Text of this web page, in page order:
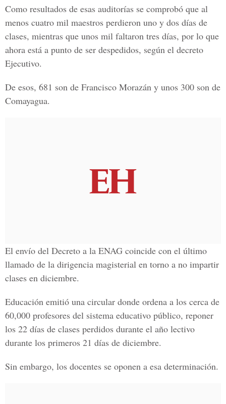
Como resultados de esas auditorías se comprobó que al
menos cuatro mil maestros perdieron uno y dos días de
clases, mientras que unos mil faltaron tres días, por lo que
ahora está a punto de ser despedidos, según el decreto
Ejecutivo.
De esos, 681 son de Francisco Morazán y unos 300 son de
Comayagua.
El envío del Decreto a la ENAG coincide con el último
llamado de la dirigencia magisterial en torno a no impartir
clases en diciembre.
Educación emitió una circular donde ordena a los cerca de
60,000 profesores del sistema educativo público, reponer
los 22 días de clases perdidos durante el año lectivo
durante los primeros 21 días de diciembre.
Sin embargo, los docentes se oponen a esa determinación.